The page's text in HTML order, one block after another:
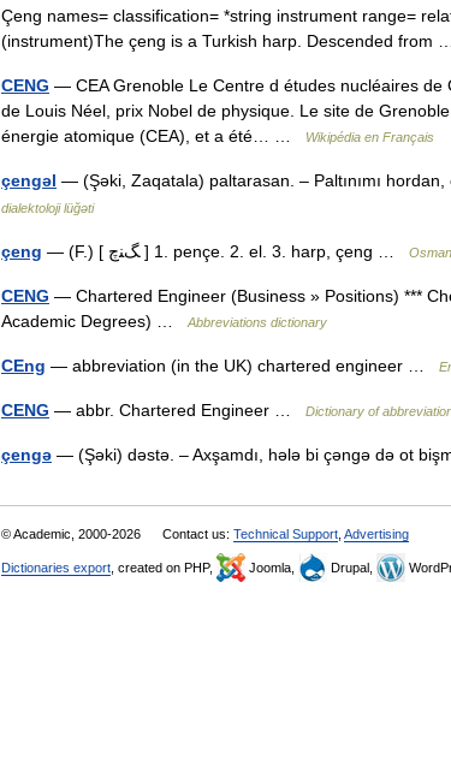
Çeng names= classification= *string instrument range=
(instrument)The çeng is a Turkish harp. Descended from
CENG — CEA Grenoble Le Centre d études nucléaires
de Louis Néel, prix Nobel de physique. Le site de
énergie atomique (CEA), et a été… …
Wikipédia en Français
çengəl — (Şəki, Zaqatala) paltarasan. – Paltınımı
dialektoloji lüğəti
çeng — (F.) [ ﮓﻨچ ] 1. pençe. 2. el. 3. harp, çeng …
CENG — Chartered Engineer (Business » Positions) ***
Academic Degrees) …
Abbreviations dictionary
CEng — abbreviation (in the UK) chartered engineer …
CENG — abbr. Chartered Engineer … Dictionary of
çengə — (Şəki) dəstə. – Axşamdı, hələ bi çəngə də ot
© Academic, 2000-2026 Contact us: Technical Support Advertising
Dictionaries export , created on PHP, Joomla, Drupal,